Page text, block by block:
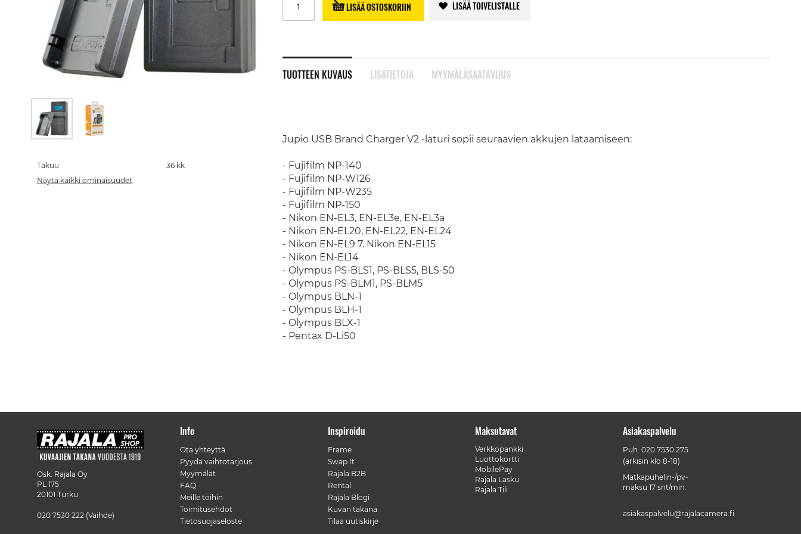
LISÄÄ OSTOSKORIIN LISÄÄ TOIVELISTALLE
TUOTTEEN KUVAUS
Jupio USB Brand Charger V2 -laturi sopii seuraavien akkujen lataamiseen:
- Fujifilm NP-140
- Fujifilm NP-W126
- Fujifilm NP-W235
- Fujifilm NP-150
- Nikon EN-EL3, EN-EL3e, EN-EL3a
- Nikon EN-EL20, EN-EL22, EN-EL24
- Nikon EN-EL9 7. Nikon EN-EL15
- Nikon EN-EL14
- Olympus PS-BLS1, PS-BLS5, BLS-50
- Olympus PS-BLM1, PS-BLM5
- Olympus BLN-1
- Olympus BLH-1
- Olympus BLX-1
- Pentax D-Li50
LISÄTIETOJA MYYMÄLÄSAATAVUUS
the
beginning
of
Takuu
36 kk
Näytä kaikki ominaisuudet
Osk. Rajala Oy
PL 175
20101 Turku
020 7530 222 (Vaihde)
Info
Ota yhteyttä
Pyydä vaihtotarjous
Myymälät
FAQ
Meille töihin
Toimitusehdot
Tietosuojaseloste
Inspiroidu
Frame
Swap It
Rajala B2B
Rental
Rajala Blogi
Kuvan takana
Tilaa uutiskirje
Maksutavat
Verkkopankki
Luottokortti
MobilePay
Rajala Lasku
Rajala Tili
Asiakaspalvelu
Puh. 020 7530 275
(arkisin klo 8-18)
Matkapuhelin-/pv-
maksu 17 snt/min.
asiakaspalvelu@rajalacamera.fi